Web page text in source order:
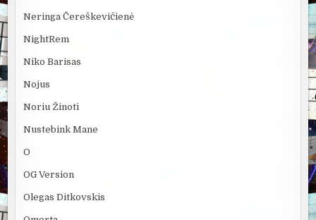
Neringa Čereškevičienė
NightRem
Niko Barisas
Nojus
Noriu Žinoti
Nustebink Mane
O
OG Version
Olegas Ditkovskis